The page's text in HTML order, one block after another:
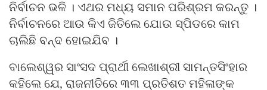
ନିର୍ବାଚନ ଭଳି । ଏଥର ମଧ୍ୟ ସମାନ ପରିଶ୍ରମ କରନ୍ତୁ ।
ନିର୍ବାଚନରେ ଆଉ କିଏ ଜିତିଲେ ଯୋଉ ସ୍ପିଡରେ କାମ
ଚାଲିଛି ବନ୍ଦ ହୋଇଯିବ ।
ବାଲେଶ୍ୱର ସାଂସଦ ପ୍ରାର୍ଥୀ ଲେଖାଶ୍ରୀ ସାମନ୍ତସିଂହାର
କହିଲେ ଯେ, ରାଜନୀତିରେ ୩୩ ପ୍ରତିଶତ ମହିଳାଙ୍କ